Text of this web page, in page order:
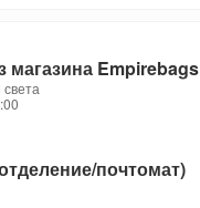
Empirebags
почтомат)